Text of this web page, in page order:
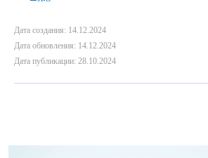
Дата создания: 14.12.2024
Дата обновления: 14.12.2024
Дата публикации: 28.10.2024